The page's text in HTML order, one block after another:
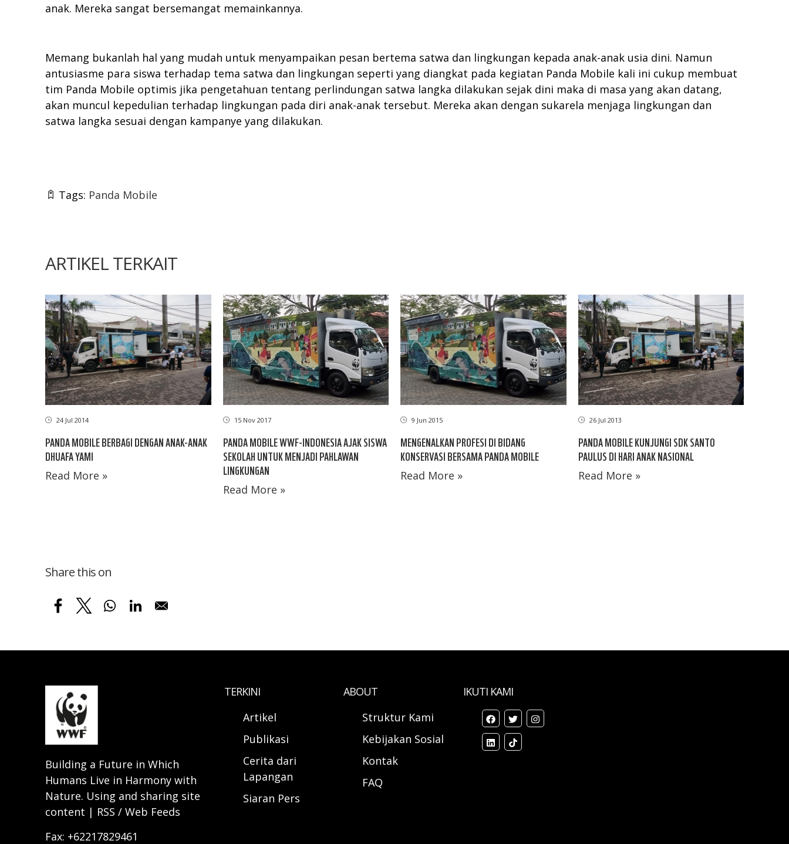
anak. Mereka sangat bersemangat memainkannya.
Memang bukanlah hal yang mudah untuk menyampaikan pesan bertema satwa dan lingkungan kepada anak-anak usia dini. Namun
antusiasme para siswa terhadap tema satwa dan lingkungan seperti yang diangkat pada kegiatan Panda Mobile kali ini cukup membuat
tim Panda Mobile optimis jika pengetahuan tentang perlindungan satwa langka dilakukan sejak dini maka di masa yang akan datang,
akan muncul kepedulian terhadap lingkungan pada diri anak-anak tersebut. Mereka akan dengan sukarela menjaga lingkungan dan
satwa langka sesuai dengan kampanye yang dilakukan.
Tags: Panda Mobile
ARTIKEL TERKAIT
24 Jul 2014
PANDA MOBILE BERBAGI DENGAN ANAK-ANAK
DHUAFA YAMI
Read More »
15 Nov 2017
PANDA MOBILE WWF-INDONESIA AJAK SISWA
SEKOLAH UNTUK MENJADI PAHLAWAN
LINGKUNGAN
Read More »
9 Jun 2015
MENGENALKAN PROFESI DI BIDANG
KONSERVASI BERSAMA PANDA MOBILE
Read More »
26 Jul 2013
PANDA MOBILE KUNJUNGI SDK SANTO
PAULUS DI HARI ANAK NASIONAL
Read More »
Share this on
Building a Future in Which
Humans Live in Harmony with
Nature. Using and sharing site
content | RSS / Web Feeds
Fax: +62217829461
TERKINI
Artikel
Publikasi
Cerita dari
Lapangan
Siaran Pers
ABOUT
Struktur Kami
Kebijakan Sosial
Kontak
FAQ
IKUTI KAMI